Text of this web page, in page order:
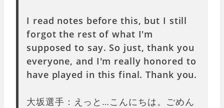
I read notes before this, but I still
forgot the rest of what I'm
supposed to say. So just, thank you
everyone, and I'm really honored to
have played in this final. Thank you.
大坂選手：えっと…こんにちは。ごめん